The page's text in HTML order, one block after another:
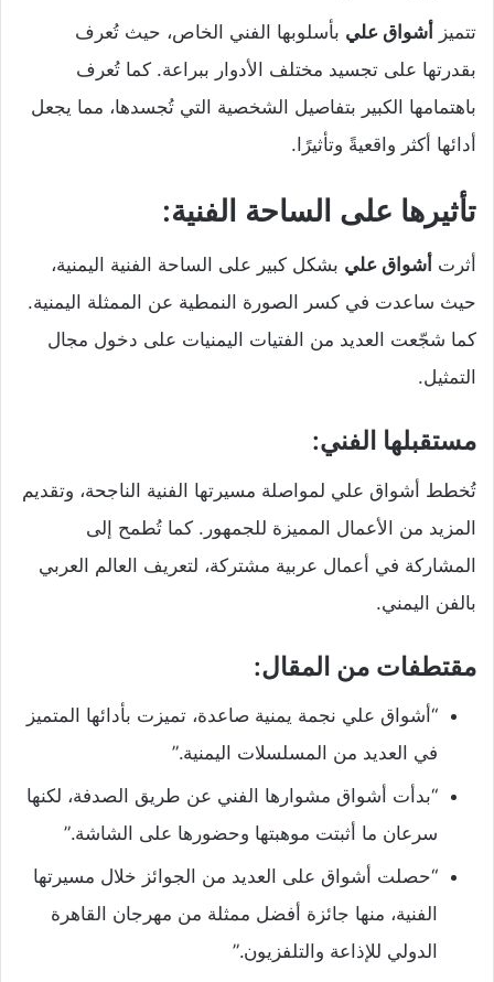
تتميز أشواق علي بأسلوبها الفني الخاص، حيث تُعرف
بقدرتها على تجسيد مختلف الأدوار ببراعة. كما تُعرف
باهتمامها الكبير بتفاصيل الشخصية التي تُجسدها، مما يجعل
أدائها أكثر واقعيةً وتأثيرًا.
تأثيرها على الساحة الفنية:
أثرت أشواق علي بشكل كبير على الساحة الفنية اليمنية،
حيث ساعدت في كسر الصورة النمطية عن الممثلة اليمنية.
كما شجّعت العديد من الفتيات اليمنيات على دخول مجال
التمثيل.
مستقبلها الفني:
تُخطط أشواق علي لمواصلة مسيرتها الفنية الناجحة، وتقديم
المزيد من الأعمال المميزة للجمهور. كما تُطمح إلى
المشاركة في أعمال عربية مشتركة، لتعريف العالم العربي
بالفن اليمني.
مقتطفات من المقال:
“أشواق علي نجمة يمنية صاعدة، تميزت بأدائها المتميز
في العديد من المسلسلات اليمنية.”
“بدأت أشواق مشوارها الفني عن طريق الصدفة، لكنها
سرعان ما أثبتت موهبتها وحضورها على الشاشة.”
“حصلت أشواق على العديد من الجوائز خلال مسيرتها
الفنية، منها جائزة أفضل ممثلة من مهرجان القاهرة
الدولي للإذاعة والتلفزيون.”